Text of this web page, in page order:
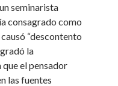
seminarista
consagrado como
“descontento
la
el pensador
las fuentes